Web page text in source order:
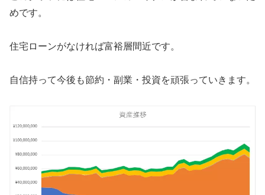
めです。
住宅ローンがなければ富裕層間近です。
自信持って今後も節約・副業・投資を頑張っていきます。